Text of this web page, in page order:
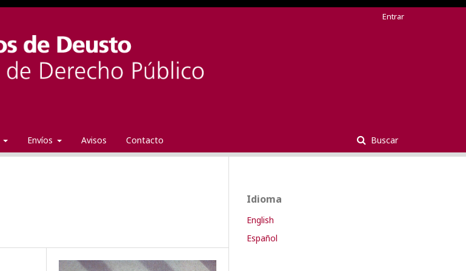
Envíos Avisos Contacto Buscar
Entrar
Idioma
English
Español